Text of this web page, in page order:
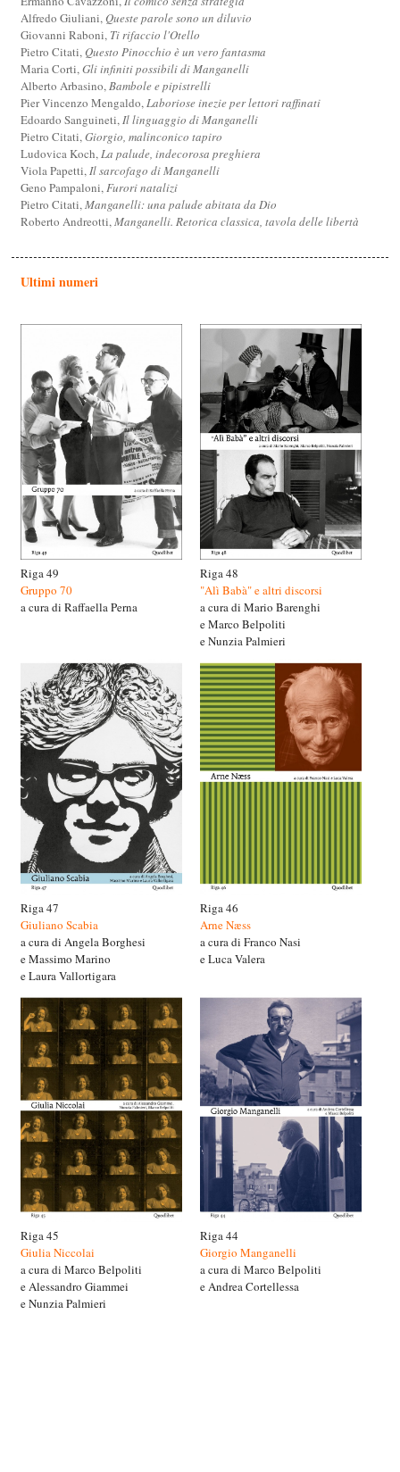
Alfredo Giuliani,Queste parole sono un diluvio
Giovanni Raboni, Ti rifaccio l'Otello
Pietro Citati,Questo Pinocchio è un vero fantasma
Maria Corti,Gli infiniti possibili di Manganelli
Alberto Arbasino,Bambole e pipistrelli
Pier Vincenzo Mengaldo,Laboriose inezie per lettori raffinati
Edoardo Sanguineti,Il linguaggio di Manganelli
Pietro Citati,Giorgio, malinconico tapiro
Ludovica Koch,La palude, indecorosa preghiera
Viola Papetti,Il sarcofago di Manganelli
Geno Pampaloni,Furori natalizi
Pietro Citati,Manganelli: una palude abitata da Dio
Roberto Andreotti,Manganelli. Retorica classica, tavola delle libertà
Ultimi numeri
Riga 49
Gruppo 70
a cura di Raffaella Perna
Riga 48
"Alì Babà" e altri discorsi
a cura di Mario Barenghi
e Marco Belpoliti
e Nunzia Palmieri
Riga 47
Giuliano Scabia
a cura di Angela Borghesi
e Massimo Marino
e Laura Vallortigara
Riga 46
Arne Næss
a cura di Franco Nasi
e Luca Valera
Riga 45
Giulia Niccolai
a cura di Marco Belpoliti
e Alessandro Giammei
e Nunzia Palmieri
Riga 44
Giorgio Manganelli
a cura di Marco Belpoliti
e Andrea Cortellessa